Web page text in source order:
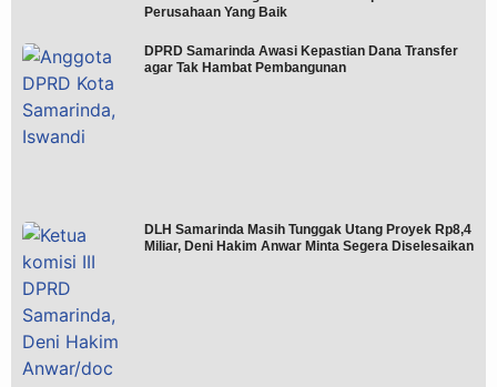
Perusahaan Yang Baik
DPRD Samarinda Awasi Kepastian Dana Transfer
agar Tak Hambat Pembangunan
DLH Samarinda Masih Tunggak Utang Proyek Rp8,4
Miliar, Deni Hakim Anwar Minta Segera Diselesaikan